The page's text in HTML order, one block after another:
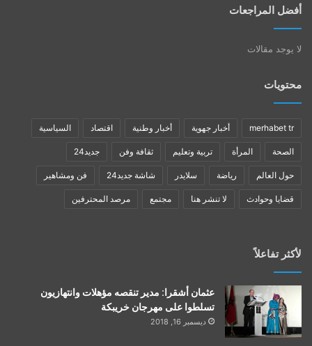
أفضل المراجعات
لا يوجد مقالات
محتويات
merhabet tr أخبار جهوية أخبار وطنية اقتصاد السياسية
الصحة المرأة تربية وتعليم ثقافة وفن جديد24
حول العالم رياضة سلايدر شاشة جديد24 فن ومشاهير
قضايا وحوادث لا تنشر هنا مجتمع مرصد المحترفين
لأكثر تفاعلاً
عثمان أشقرا: مدير تنقصه مؤهلات وانتهازيون
تسلطوا على مهرجان خريبكة
ديسمبر 16, 2018